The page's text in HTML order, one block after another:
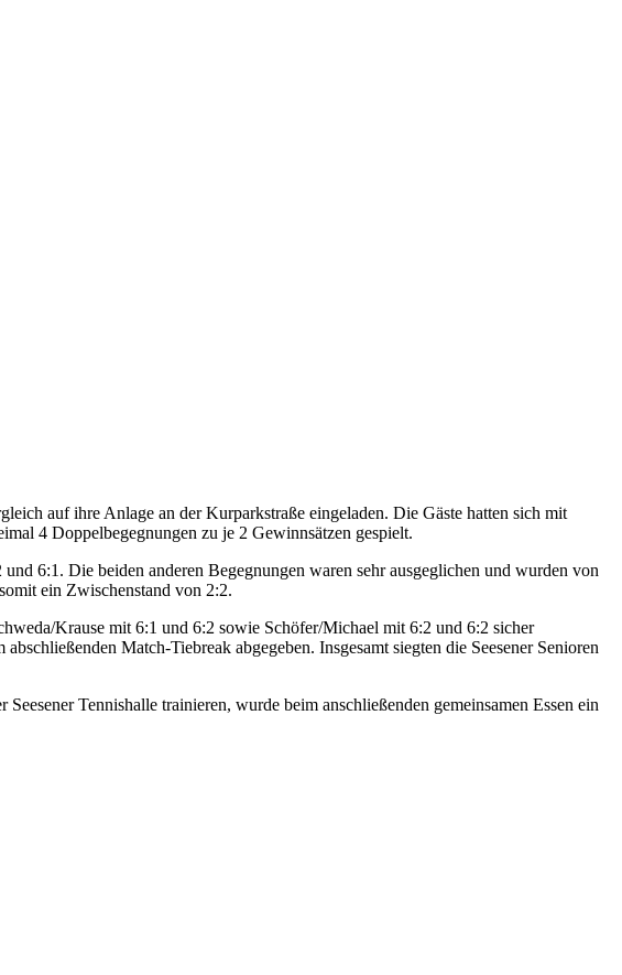
auf ihre Anlage an der Kurparkstraße eingeladen. Die Gäste hatten sich mit
4 Doppelbegegnungen zu je 2 Gewinnsätzen gespielt.
6:1. Die beiden anderen Begegnungen waren sehr ausgeglichen und wurden von
ein Zwischenstand von 2:2.
Krause mit 6:1 und 6:2 sowie Schöfer/Michael mit 6:2 und 6:2 sicher
Match-Tiebreak abgegeben. Insgesamt siegten die Seesener Senioren
Tennishalle trainieren, wurde beim anschließenden gemeinsamen Essen ein